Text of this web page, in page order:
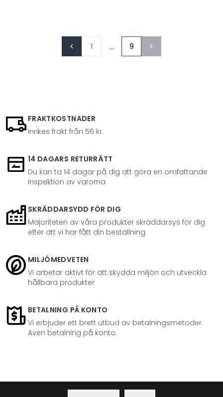
1 ... 9
FRAKTKOSTNADER
Inrikes frakt från 56 kr.
14 DAGARS RETURRÄTT
Du kan ta 14 dagar på dig att göra en omfattande
inspektion av varorna
SKRÄDDARSYDD FÖR DIG
Majoriteten av våra produkter skräddarsys för dig
efter att vi har fått din beställning
MILJÖMEDVETEN
Vi arbetar aktivt för att skydda miljön och utveckla
hållbara produkter
BETALNING PÅ KONTO
Vi erbjuder ett brett utbud av betalningsmetoder.
Även betalning på konto.
·